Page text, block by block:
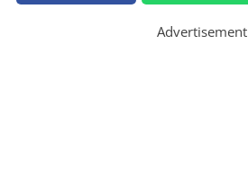
Advertisement